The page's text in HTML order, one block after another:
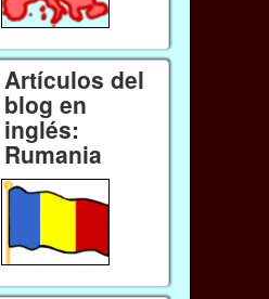
Artículos del
blog en
inglés:
Rumania